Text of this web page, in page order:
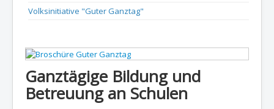
Volksinitiative "Guter Ganztag"
Ganztägige Bildung und
Betreuung an Schulen